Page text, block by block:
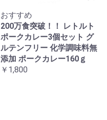
おすすめ
200万食突破！！ レトルト
ポークカレー3個セット グ
ルテンフリー 化学調味料無
添加 ポークカレー160ｇ
￥1,800